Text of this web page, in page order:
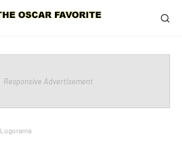
Responsive Advertisement
Logorama